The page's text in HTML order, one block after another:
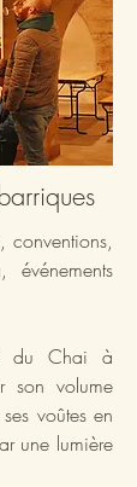
conventions,
du Chai à
son volume
voûtes en
une lumière